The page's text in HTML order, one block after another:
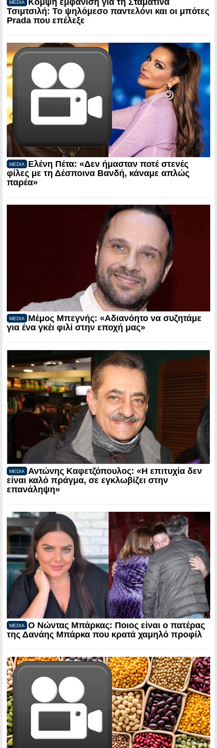
MEDIA
Τσιμτσιλή: Το ψηλόμεσο παντελόνι και οι μπότες
Prada που επέλεξε
MEDIA
Ελένη Πέτα: «Δεν ήμασταν ποτέ στενές
φίλες με τη Δέσποινα Βανδή, κάναμε απλώς
παρέα»
MEDIA
Μέμος Μπεγνής: «Αδιανόητο να συζητάμε
για ένα γκέι φιλί στην εποχή μας»
MEDIA
Αντώνης Καφετζόπουλος: «Η επιτυχία δεν
είναι καλό πράγμα, σε εγκλωβίζει στην
επανάληψη»
MEDIA
Ο Νώντας Μπάρκας: Ποιος είναι ο πατέρας
της Δανάης Μπάρκα που κρατά χαμηλό προφίλ